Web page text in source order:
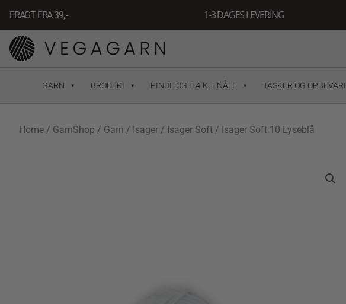
indholdet
FRAGT FRA 39, - 1-3 DAGES LEVERING
GARN BRODERI PINDE OG HÆKLENÅLE TASKER OG
Home / GarnShop / Garn / Isager / Isager Soft / Isager Soft 10 Lyseblå